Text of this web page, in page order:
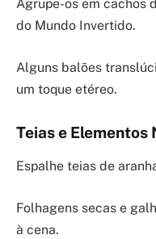
Agrupe-os em cachos
do Mundo Invertido.
Alguns balões
um toque etéreo.
Teias e
Espalhe teias de
Folhagens secas e
à cena.